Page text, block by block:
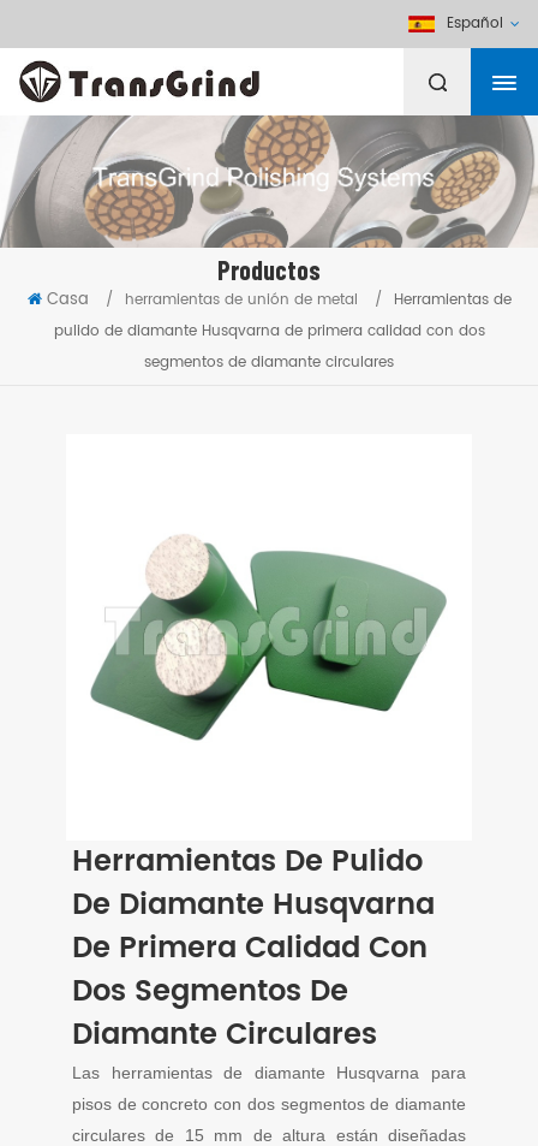
Español
Productos
Casa / herramientas de unión de metal /
Herramientas de
pulido de diamante Husqvarna de primera calidad con dos
segmentos de diamante circulares
Herramientas De Pulido
De Diamante Husqvarna
De Primera Calidad Con
Dos Segmentos De
Diamante Circulares
Las herramientas de diamante Husqvarna para
pisos de concreto con dos segmentos de diamante
circulares de 15 mm de altura están diseñadas